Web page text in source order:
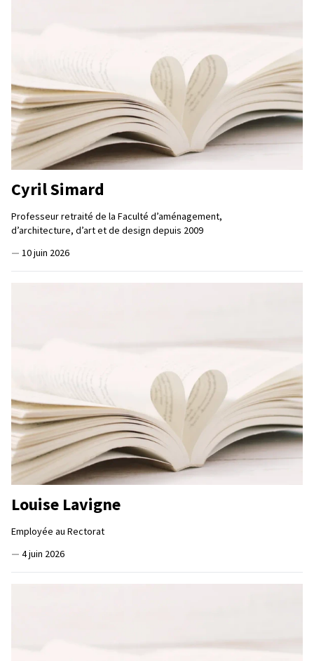
Cyril Simard
Professeur retraité de la Faculté d’aménagement,
d’architecture, d’art et de design depuis 2009
— 10 juin 2026
Louise Lavigne
Employée au Rectorat
— 4 juin 2026